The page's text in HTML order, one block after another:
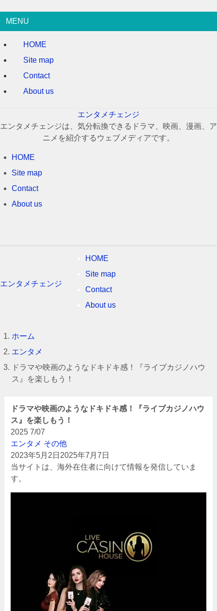
MENU
HOME
Site map
Contact
About us
エンタメチェンジ
エンタメチェンジは、気分転換できるドラマ、映画、漫画、ア
ニメを紹介するウェブメディアです。
HOME
Site map
Contact
About us
エンタメチェンジ
HOME
Site map
Contact
About us
ホーム
エンタメ
ドラマや映画のようなドキドキ感！『ライブカジノハウ
ス』を楽しもう！
ドラマや映画のようなドキドキ感！『ライブカジノハウ
ス』を楽しもう！
2025 7/07
エンタメ その他
2023年5月2日2025年7月7日
当サイトは、海外在住者に向けて情報を発信していま
す。